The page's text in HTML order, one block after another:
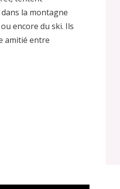
la montagne
encore du ski. Ils
amitié entre